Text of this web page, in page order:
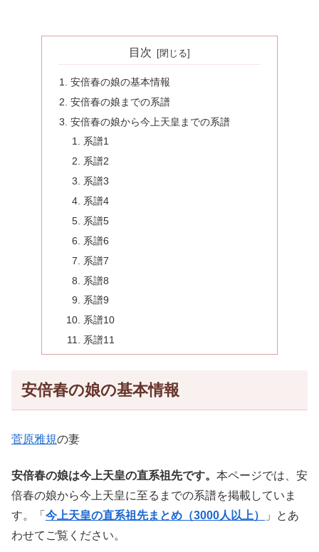
目次
安倍春の娘の基本情報
安倍春の娘までの系譜
安倍春の娘から今上天皇までの系譜
系譜1
系譜2
系譜3
系譜4
系譜5
系譜6
系譜7
系譜8
系譜9
系譜10
系譜11
安倍春の娘の基本情報
菅原雅規の妻
安倍春の娘は今上天皇の直系祖先です。 本ページでは、安
倍春の娘から今上天皇に至るまでの系譜を掲載していま
す。「 今上天皇の直系祖先まとめ（3000人以上）
」とあ
わせてご覧ください。